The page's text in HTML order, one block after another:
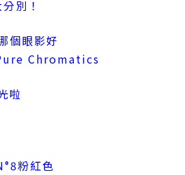
別！
個眼影好
Chromatics
啦
粉紅色